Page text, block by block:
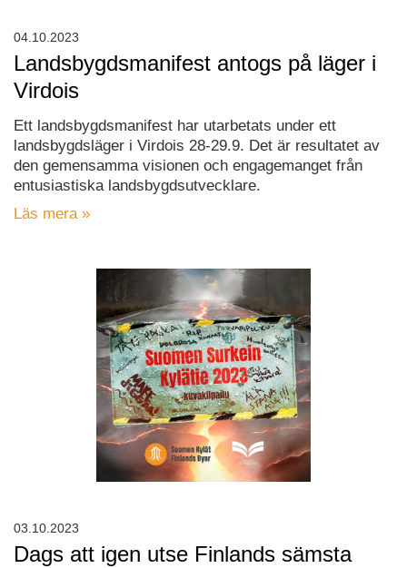
Landsbygdsmanifest antogs på läger i
Virdois
Ett landsbygdsmanifest har utarbetats under ett
landsbygdsläger i Virdois 28-29.9. Det är resultatet av
den gemensamma visionen och engagemanget från
entusiastiska landsbygdsutvecklare.
Läs mera »
04.10.2023
Dags att igen utse Finlands sämsta
03.10.2023